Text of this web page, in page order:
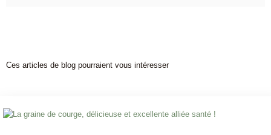
Ces articles de blog pourraient vous intéresser